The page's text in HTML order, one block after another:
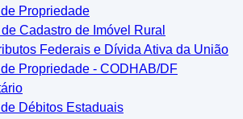
Propriedade
Cadastro de Imóvel Rural
Federais e Dívida Ativa da União
Propriedade - CODHAB/DF
Débitos Estaduais